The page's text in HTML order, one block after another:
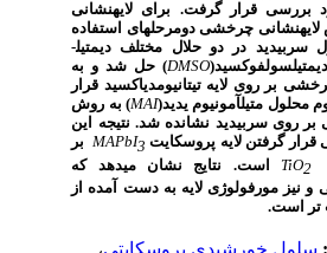
قرار گرفت. برای لایه­نشانی
چرخشی دو­مرحله­ای استفاده
در دو حلال مختلف دی­متیل­
DMSO) حل شد و به
بر روی لایه تیتانیوم­دی­اکسید قرار
متیل­آمونیوم یدید(MAI) به روش
روی سرب­یدید نشانده شد. نتیجه این
گرفتن لایه پروسکایت MAPbI3
بر
TiO
است. نتایج نشان میدهد که
و نیز مورفولوژی لایه به دست آمده از
است.